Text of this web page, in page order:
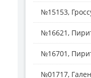
№15153,
№16621,
№16701,
№01717,